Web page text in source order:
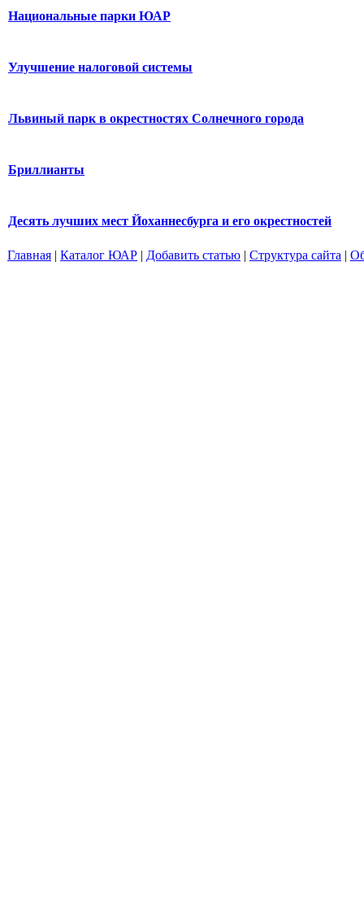
Национальные парки ЮАР
Улучшение налоговой системы
Львиный парк в окрестностях Солнечного города
Бриллианты
Десять лучших мест Йоханнесбурга и его окрестностей
Главная | Каталог ЮАР | Добавить статью | Структура сайта |